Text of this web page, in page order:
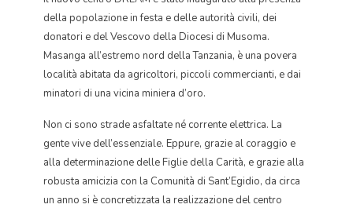
della popolazione in festa e delle autorità civili, dei
donatori e del Vescovo della Diocesi di Musoma.
Masanga all’estremo nord della Tanzania, è una povera
località abitata da agricoltori, piccoli commercianti, e dai
minatori di una vicina miniera d’oro.
Non ci sono strade asfaltate né corrente elettrica. La
gente vive dell’essenziale. Eppure, grazie al coraggio e
alla determinazione delle Figlie della Carità, e grazie alla
robusta amicizia con la Comunità di Sant’Egidio, da circa
un anno si è concretizzata la realizzazione del centro